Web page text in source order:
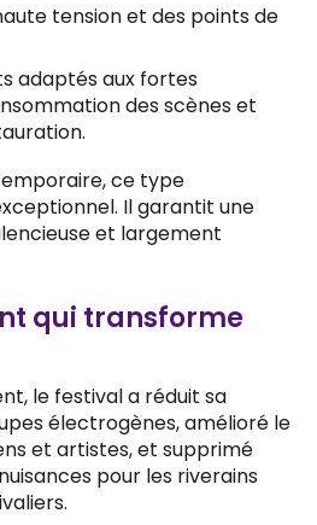
tension et des points de
adaptés aux fortes
des scènes et
ce type
Il garantit une
et largement
qui transforme
le festival a réduit sa
électrogènes, amélioré le
et artistes, et supprimé
pour les riverains